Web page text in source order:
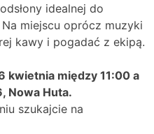
idealnej do
miejscu oprócz muzyki
kawy i pogadać z ekipą.
kwietnia między 11:00 a
Nowa Huta.
szukajcie na